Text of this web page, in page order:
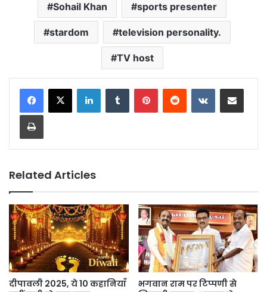
Sohail Khan sports presenter
stardom television personality.
TV host
LinkedInTumblr PinterestReddit VKontakteShare via Email
Print
Related Articles
दीपावली 2025, ये 10 कहानियाँ
भगवान राम पर टिप्पणी से